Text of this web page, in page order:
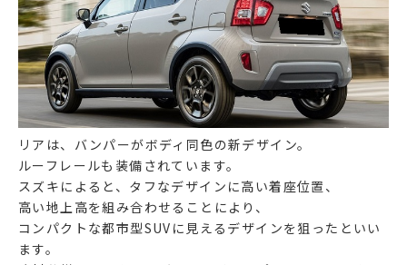
リアは、バンパーがボディ同色の新デザイン。
ルーフレールも装備されています。
スズキによると、タフなデザインに高い着座位置、
高い地上高を組み合わせることにより、
コンパクトな都市型SUVに見えるデザインを狙ったといい
ます。